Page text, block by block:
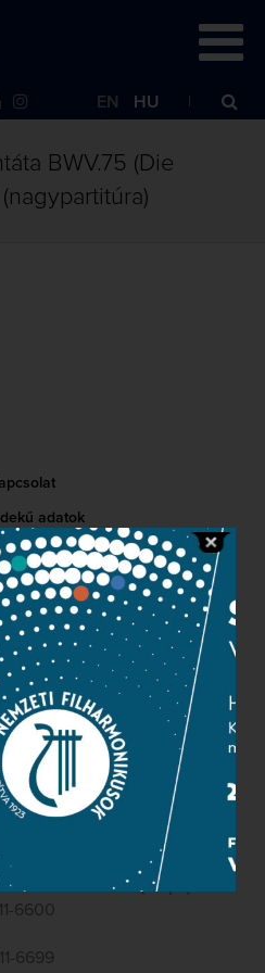
EN HU
BWV.75 (Die
adatok
Marcell u. 1. (Müpa)
6600
6699